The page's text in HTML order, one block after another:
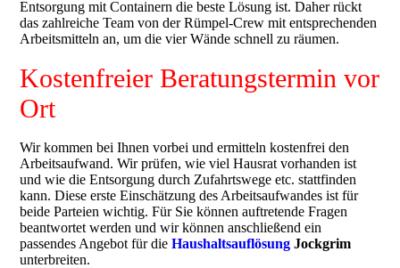
Entsorgung mit Containern die beste Lösung ist. Daher rückt
das zahlreiche Team von der Rümpel-Crew mit entsprechenden
Arbeitsmitteln an, um die vier Wände schnell zu räumen.
Kostenfreier Beratungstermin vor
Ort
Wir kommen bei Ihnen vorbei und ermitteln kostenfrei den
Arbeitsaufwand. Wir prüfen, wie viel Hausrat vorhanden ist
und wie die Entsorgung durch Zufahrtswege etc. stattfinden
kann. Diese erste Einschätzung des Arbeitsaufwandes ist für
beide Parteien wichtig. Für Sie können auftretende Fragen
beantwortet werden und wir können anschließend ein
passendes Angebot für dieHaushaltsauflösung Jockgrim
unterbreiten.